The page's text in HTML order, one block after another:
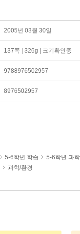
2005년 03월 30일
137쪽 | 326g | 크기확인중
9788976502957
8976502957
5-6학년 학습
5-6학년 과
과학/환경